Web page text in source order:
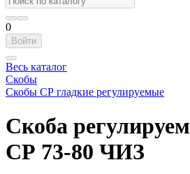
0
Войти
Весь каталог
Скобы
Скобы СР гладкие регулируемые
Скоба
СР 73-80 ЧИЗ